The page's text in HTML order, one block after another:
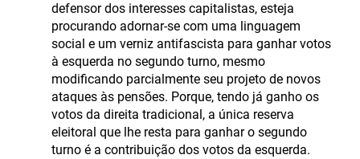
defensor dos interesses capitalistas, esteja
procurando adornar-se com uma linguagem
social e um verniz antifascista para ganhar votos
à esquerda no segundo turno, mesmo
modificando parcialmente seu projeto de novos
ataques às pensões. Porque, tendo já ganho os
votos da direita tradicional, a única reserva
eleitoral que lhe resta para ganhar o segundo
turno é a contribuição dos votos da esquerda.